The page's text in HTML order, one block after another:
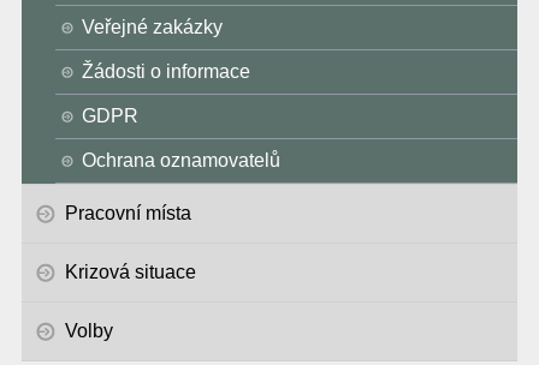
Veřejné zakázky
Žádosti o informace
GDPR
Ochrana oznamovatelů
Pracovní místa
Krizová situace
Volby